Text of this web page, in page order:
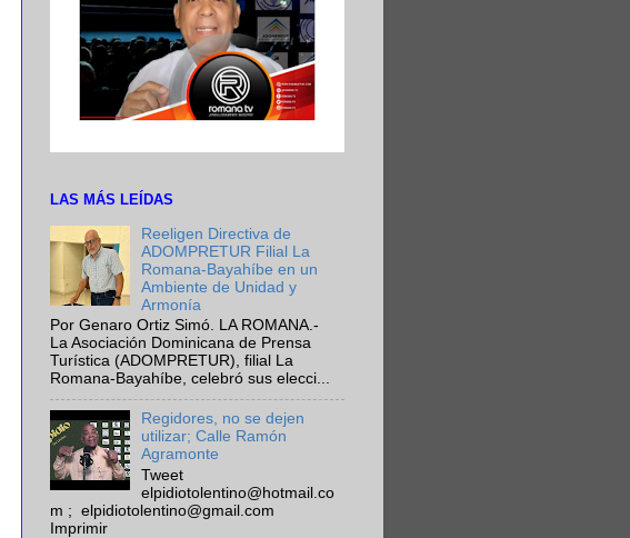
LAS MÁS LEÍDAS
Reeligen Directiva de
ADOMPRETUR Filial La
Romana-Bayahíbe en un
Ambiente de Unidad y
Armonía
Por Genaro Ortiz Simó. LA ROMANA.-
La Asociación Dominicana de Prensa
Turística (ADOMPRETUR), filial La
Romana-Bayahíbe, celebró sus elecci...
Regidores, no se dejen
utilizar; Calle Ramón
Agramonte
Tweet
elpidiotolentino@hotmail.co
m ; elpidiotolentino@gmail.com
Imprimir